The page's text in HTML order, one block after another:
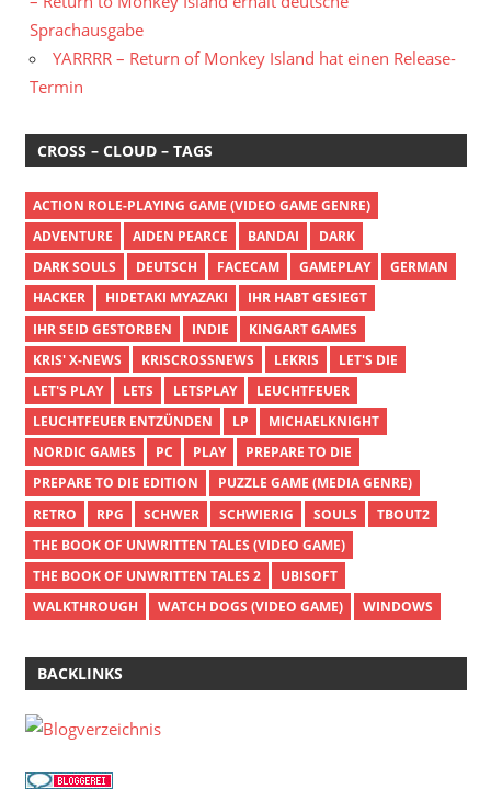
Sprachausgabe
YARRRR – Return of Monkey Island hat einen Release-
Termin
CROSS – CLOUD – TAGS
ACTION ROLE-PLAYING GAME (VIDEO GAME GENRE)
ADVENTURE
AIDEN PEARCE BANDAI
DARK
DARK SOULS
DEUTSCH FACECAM GAMEPLAY
GERMAN
HACKER
HIDETAKI MYAZAKI
IHR HABT GESIEGT
IHR SEID GESTORBEN
INDIE
KINGART GAMES
KRIS' X-NEWS
KRISCROSSNEWS LEKRIS
LET'S DIE
LET'S PLAY
LETS LETSPLAY
LEUCHTFEUER
LEUCHTFEUER ENTZÜNDEN
LP
MICHAELKNIGHT
NORDIC GAMES
PC PLAY
PREPARE TO DIE
PREPARE TO DIE EDITION
PUZZLE GAME (MEDIA GENRE)
RETRO
RPG SCHWER SCHWIERIG SOULS
TBOUT2
THE BOOK OF UNWRITTEN TALES (VIDEO GAME)
THE BOOK OF UNWRITTEN TALES 2
UBISOFT
WALKTHROUGH
WATCH DOGS (VIDEO GAME) WINDOWS
BACKLINKS